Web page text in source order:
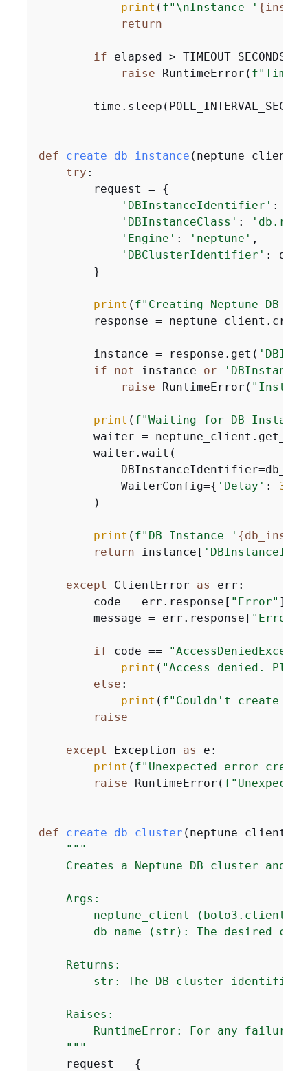
print ( f"\nInstance ' {
return
if elapsed > TIMEOUT_SECONDS:
raise RuntimeError(
def create_db_instance ( neptune_client,
try :
        request =
{
'DBInstanceIdentifier' :
'DBInstanceClass' :
'Engine' : 'neptune' ,
'DBClusterIdentifier' :
        }
print ( f"Creating Neptune DB
response =
        instance = response.get(
if
not instance or
raise RuntimeError(
print ( f"Waiting for DB
waiter =
        waiter.wait(
            WaiterConfig=
{ 'Delay' : 30
        )
print ( f"DB Instance ' {
return instance[
except ClientError as err:
        code = err.response[
"Error" ][
        message = err.response[
"Error"
if code ==
print ( "Access denied.
else :
print ( f"Couldn't create
raise
except Exception as e:
print ( f"Unexpected error
raise RuntimeError(
def create_db_cluster ( neptune_client,
"""
Creates a Neptune DB cluster and
    Args:
neptune_client (boto3.client):
db_name (str): The desired
    Returns:
        str: The DB cluster identifier.
    Raises:
RuntimeError: For any failure
    """
    request =
{